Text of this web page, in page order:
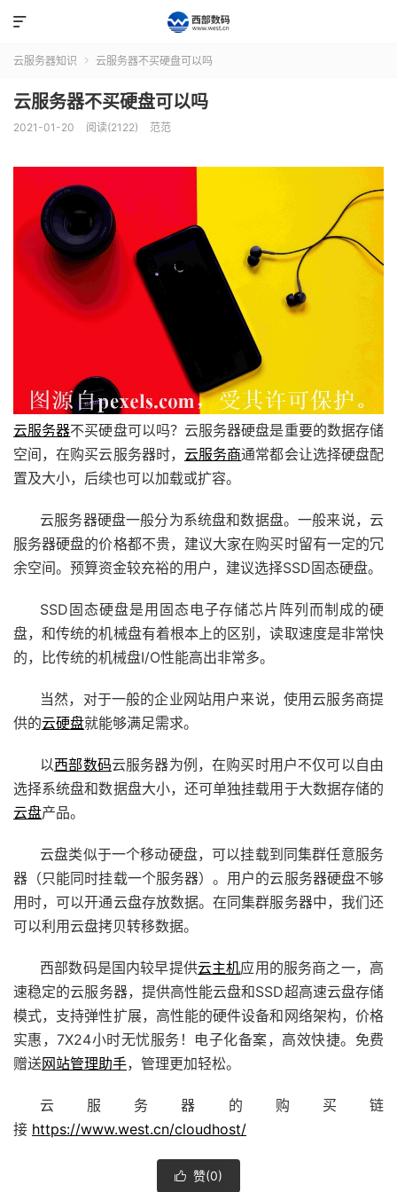

云服务器知识  云服务器不买硬盘可以吗
云服务器不买硬盘可以吗
2021-01-20 阅读(2122) 范范
云服务器不买硬盘可以吗？云服务器硬盘是重要的数据存储
空间，在购买云服务器时， 云服务商通常都会让选择硬盘配
置及大小，后续也可以加载或扩容。
云服务器硬盘一般分为系统盘和数据盘。一般来说，云
服务器硬盘的价格都不贵，建议大家在购买时留有一定的冗
余空间。预算资金较充裕的用户，建议选择SSD固态硬盘。
SSD固态硬盘是用固态电子存储芯片阵列而制成的硬
盘，和传统的机械盘有着根本上的区别，读取速度是非常快
的，比传统的机械盘I/O性能高出非常多。
当然，对于一般的企业网站用户来说，使用云服务商提
供的云硬盘就能够满足需求。
以西部数码云服务器为例，在购买时用户不仅可以自由
选择系统盘和数据盘大小，还可单独挂载用于大数据存储的
云盘产品。
云盘类似于一个移动硬盘，可以挂载到同集群任意服务
器（只能同时挂载一个服务器）。用户的云服务器硬盘不够
用时，可以开通云盘存放数据。在同集群服务器中，我们还
可以利用云盘拷贝转移数据。
西部数码是国内较早提供云主机应用的服务商之一，高
速稳定的云服务器，提供高性能云盘和SSD超高速云盘存储
模式，支持弹性扩展，高性能的硬件设备和网络架构，价格
实惠，7X24小时无忧服务！电子化备案，高效快捷。免费
赠送网站管理助手，管理更加轻松。
云服务器的购买链
接 https://www.west.cn/cloudhost/
 赞(0)